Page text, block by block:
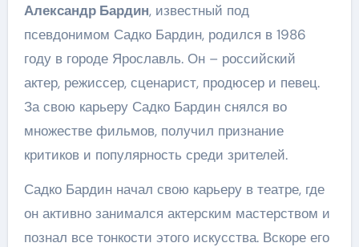
Александр Бардин, известный под
псевдонимом Садко Бардин, родился в 1986
году в городе Ярославль. Он – российский
актер, режиссер, сценарист, продюсер и певец.
За свою карьеру Садко Бардин снялся во
множестве фильмов, получил признание
критиков и популярность среди зрителей.
Садко Бардин начал свою карьеру в театре, где
он активно занимался актерским мастерством и
познал все тонкости этого искусства. Вскоре его